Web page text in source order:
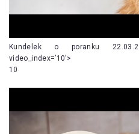
Kundelek o poranku
video_index=’10’>
10